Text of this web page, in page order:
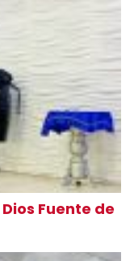
Fuente de